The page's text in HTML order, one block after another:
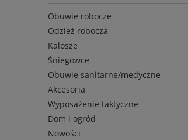
Obuwie robocze
Odzież robocza
Kalosze
Śniegowce
Obuwie sanitarne/medyczne
Akcesoria
Wyposażenie taktyczne
Dom i ogród
Nowości